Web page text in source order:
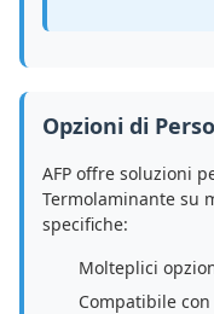
Opzioni di
AFP offre soluzioni
Termolaminante su
specifiche:
Molteplici
Compatibile